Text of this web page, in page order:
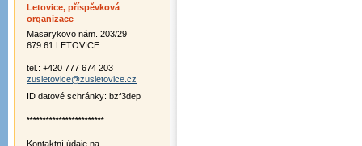
Letovice, příspěvková
organizace
Masarykovo nám. 203/29
679 61 LETOVICE
tel.: +420 777 674 203
zusletovice@zusletovice.cz
ID datové schránky: bzf3dep
************************
Kontaktní údaje na